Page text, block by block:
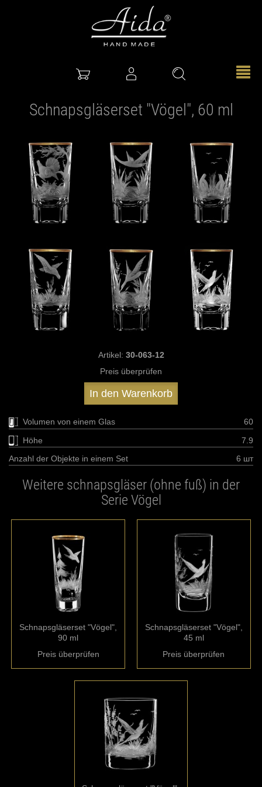
Schnapsgläserset "Vögel", 60 ml
Artikel: 30-063-12
Preis überprüfen
In den Warenkorb
Volumen von einem Glas
60
Höhe
7.9
Anzahl der Objekte in einem Set
6 шт
Weitere schnapsgläser (ohne fuß) in der
Serie Vögel
Schnapsgläserset "Vögel",
90 ml
Preis überprüfen
Schnapsgläserset "Vögel",
45 ml
Preis überprüfen